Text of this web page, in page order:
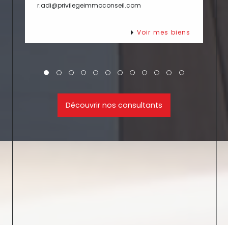
r.adi@privilegeimmoconseil.com
Voir mes biens
Découvrir nos consultants